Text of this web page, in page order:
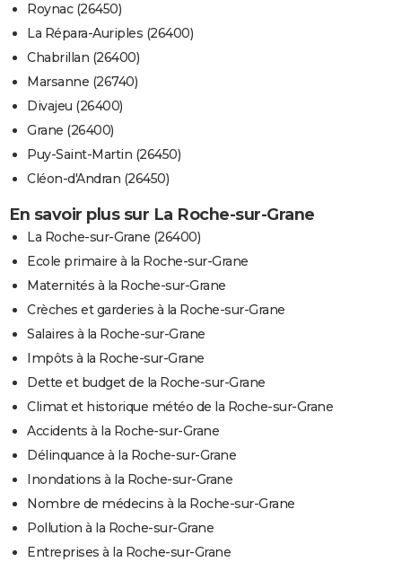
Roynac (26450)
La Répara-Auriples (26400)
Chabrillan (26400)
Marsanne (26740)
Divajeu (26400)
Grane (26400)
Puy-Saint-Martin (26450)
Cléon-d'Andran (26450)
En savoir plus sur La Roche-sur-Grane
La Roche-sur-Grane (26400)
Ecole primaire à la Roche-sur-Grane
Maternités à la Roche-sur-Grane
Crèches et garderies à la Roche-sur-Grane
Salaires à la Roche-sur-Grane
Impôts à la Roche-sur-Grane
Dette et budget de la Roche-sur-Grane
Climat et historique météo de la Roche-sur-Grane
Accidents à la Roche-sur-Grane
Délinquance à la Roche-sur-Grane
Inondations à la Roche-sur-Grane
Nombre de médecins à la Roche-sur-Grane
Pollution à la Roche-sur-Grane
Entreprises à la Roche-sur-Grane